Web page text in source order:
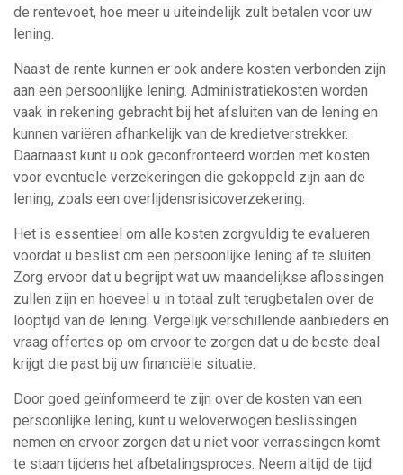
de rentevoet, hoe meer u uiteindelijk zult betalen voor uw
lening.
Naast de rente kunnen er ook andere kosten verbonden zijn
aan een persoonlijke lening. Administratiekosten worden
vaak in rekening gebracht bij het afsluiten van de lening en
kunnen variëren afhankelijk van de kredietverstrekker.
Daarnaast kunt u ook geconfronteerd worden met kosten
voor eventuele verzekeringen die gekoppeld zijn aan de
lening, zoals een overlijdensrisicoverzekering.
Het is essentieel om alle kosten zorgvuldig te evalueren
voordat u beslist om een persoonlijke lening af te sluiten.
Zorg ervoor dat u begrijpt wat uw maandelijkse aflossingen
zullen zijn en hoeveel u in totaal zult terugbetalen over de
looptijd van de lening. Vergelijk verschillende aanbieders en
vraag offertes op om ervoor te zorgen dat u de beste deal
krijgt die past bij uw financiële situatie.
Door goed geïnformeerd te zijn over de kosten van een
persoonlijke lening, kunt u weloverwogen beslissingen
nemen en ervoor zorgen dat u niet voor verrassingen komt
te staan tijdens het afbetalingsproces. Neem altijd de tijd